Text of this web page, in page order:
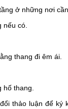
ở những nơi
nếu có.
thang đi êm ái.
thang.
thảo luận để